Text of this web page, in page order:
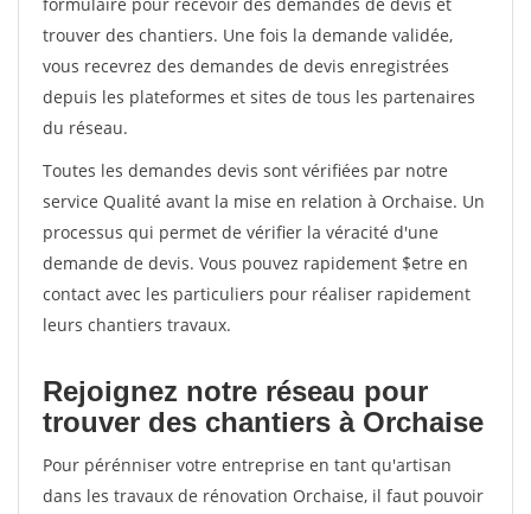
trouver des chantiers. Une fois la demande validée,
vous recevrez des demandes de devis enregistrées
depuis les plateformes et sites de tous les partenaires
du réseau.
Toutes les demandes devis sont vérifiées par notre
service Qualité avant la mise en relation à Orchaise. Un
processus qui permet de vérifier la véracité d'une
demande de devis. Vous pouvez rapidement $etre en
contact avec les particuliers pour réaliser rapidement
leurs chantiers travaux.
Rejoignez notre réseau pour
trouver des chantiers à Orchaise
Pour pérénniser votre entreprise en tant qu'artisan
dans les travaux de rénovation Orchaise, il faut pouvoir